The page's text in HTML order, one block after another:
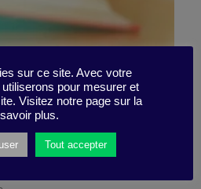
hasard, le
sur ce site. Avec votre
pour mesurer et
Visitez notre page sur la
plus.
Tout accepter